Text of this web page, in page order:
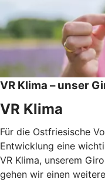
VR Klima – unser
VR Klima
Für die Ostfriesische
Entwicklung eine
VR Klima, unserem
gehen wir einen